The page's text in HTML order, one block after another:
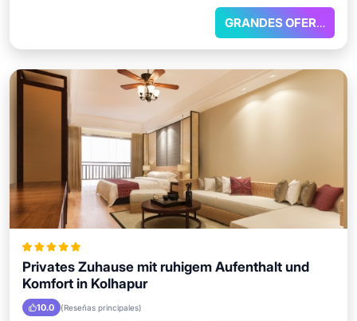
GRANDES OFERTAS
Privates Zuhause mit ruhigem Aufenthalt und
Komfort in Kolhapur
10.0 (Reseñas principales)